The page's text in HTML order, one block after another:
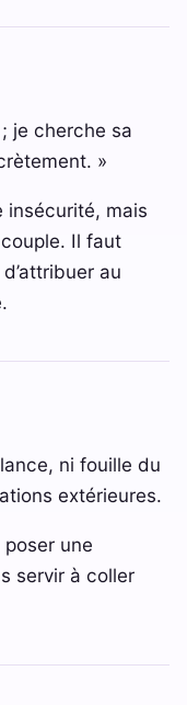
je cherche sa
»
insécurité, mais
Il faut
au
ni fouille du
extérieures.
une
servir à coller